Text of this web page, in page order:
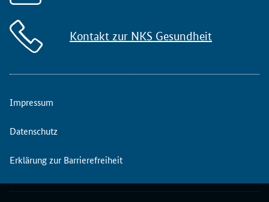
Kontakt zur NKS Gesundheit
Impressum
Datenschutz
Erklärung zur Barrierefreiheit